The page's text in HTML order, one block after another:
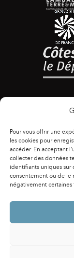
Pour vous offrir une
les cookies pour
accéder. En acceptant
collecter des données
identifiants uniques sur
consentement ou de le
négativement
ACCESSIBILITÉ
CONTACTS